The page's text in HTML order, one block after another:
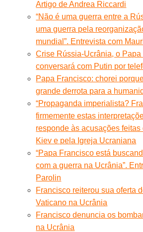
Artigo de Andrea Riccardi
“Não é uma guerra entre a
uma guerra pela
mundial”. Entrevista com
Crise Rússia-Ucrânia, o
conversará com Putin por
Papa Francisco: chorei
grande derrota para a
“Propaganda imperialista?
firmemente estas
responde às acusações
Kiev e pela Igreja Ucraniana
“Papa Francisco está
com a guerra na Ucrânia”.
Parolin
Francisco reiterou sua oferta
Vaticano na Ucrânia
Francisco denuncia os
na Ucrânia